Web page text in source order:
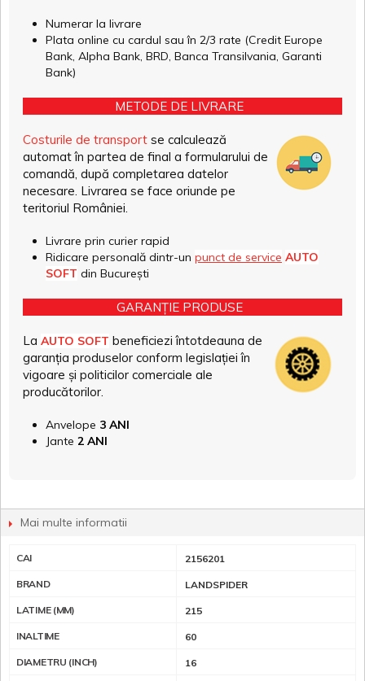
Numerar la livrare
Plata online cu cardul sau în 2/3 rate (Credit Europe
Bank, Alpha Bank, BRD, Banca Transilvania, Garanti
Bank)
METODE DE LIVRARE
Costurile de transport se calculează
automat în partea de final a formularului de
comandă, după completarea datelor
necesare. Livrarea se face oriunde pe
teritoriul României.
Livrare prin curier rapid
Ridicare personală dintr-un punct de service AUTO
SOFT din București
GARANȚIE PRODUSE
La AUTO SOFT beneficiezi întotdeauna de
garanția produselor conform legislației în
vigoare și politicilor comerciale ale
producătorilor.
Anvelope 3 ANI
Jante 2 ANI
Mai multe informatii
CAI 2156201
BRAND LANDSPIDER
LATIME (MM) 215
INALTIME 60
DIAMETRU (INCH) 16